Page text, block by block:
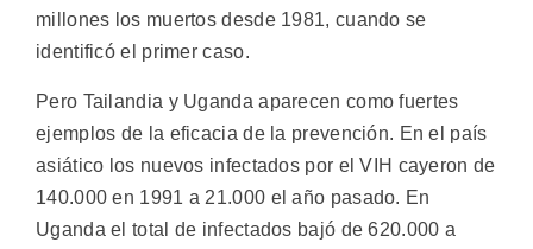
millones los muertos desde 1981, cuando se
identificó el primer caso.
Pero Tailandia y Uganda aparecen como fuertes
ejemplos de la eficacia de la prevención. En el país
asiático los nuevos infectados por el VIH cayeron de
140.000 en 1991 a 21.000 el año pasado. En
Uganda el total de infectados bajó de 620.000 a